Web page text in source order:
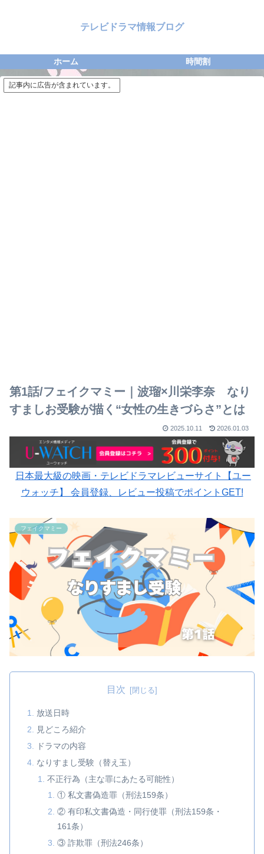
テレビドラマ情報ブログ
ホーム 時間割
記事内に広告が含まれています。
第1話/フェイクマミー｜波瑠×川栄李奈 なり
すましお受験が描く“女性の生きづらさ”とは
2025.10.11 2026.01.03
日本最大級の映画・テレビドラマレビューサイト【ユー
ウォッチ】 会員登録、レビュー投稿でポイントGET!
フェイクマミー
目次
放送日時
見どころ紹介
ドラマの内容
なりすまし受験（替え玉）
不正行為（主な罪にあたる可能性）
① 私文書偽造罪（刑法159条）
② 有印私文書偽造・同行使罪（刑法159条・
161条）
③ 詐欺罪（刑法246条）